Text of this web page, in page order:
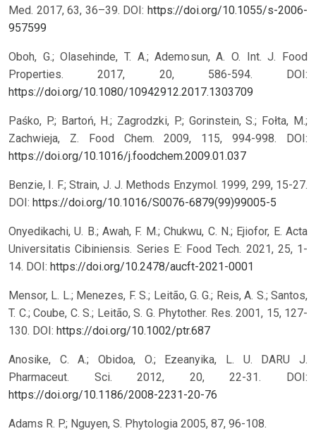
Med. 2017, 63, 36–39. DOI:https://doi.org/10.1055/s-2006-
957599
Oboh, G.; Olasehinde, T. A.; Ademosun, A. O. Int. J. Food
Properties. 2017, 20, 586-594. DOI:
https://doi.org/10.1080/10942912.2017.1303709
Paśko, P.; Bartoń, H.; Zagrodzki, P.; Gorinstein, S.; Fołta, M.;
Zachwieja, Z. Food Chem. 2009, 115, 994-998. DOI:
https://doi.org/10.1016/j.foodchem.2009.01.037
Benzie, I. F.; Strain, J. J. Methods Enzymol. 1999, 299, 15-27.
DOI: https://doi.org/10.1016/S0076-6879(99)99005-5
Onyedikachi, U. B.; Awah, F. M.; Chukwu, C. N.; Ejiofor, E. Acta
Universitatis Cibiniensis. Series E: Food Tech. 2021, 25, 1-
14. DOI: https://doi.org/10.2478/aucft-2021-0001
Mensor, L. L.; Menezes, F. S.; Leitão, G. G.; Reis, A. S.; Santos,
T. C.; Coube, C. S.; Leitão, S. G. Phytother. Res. 2001, 15, 127-
130. DOI: https://doi.org/10.1002/ptr.687
Anosike, C. A.; Obidoa, O.; Ezeanyika, L. U. DARU J.
Pharmaceut. Sci. 2012, 20, 22-31. DOI:
https://doi.org/10.1186/2008-2231-20-76
Adams R. P.; Nguyen, S. Phytologia 2005, 87, 96-108.